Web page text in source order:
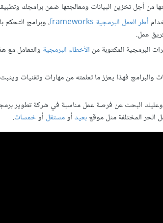
من أجل تخزين البيانات ومعالجتها ضمن برامجك
أطر العمل البرمجية frameworks ، وبرامج التحكم
عمل.
البرمجية المكتوبة من الأخطاء البرمجية والتعامل مع
فهذا يعزز ما تعلمته من مهارات وتقنيات
وعليك البحث عن فرصة عمل مناسبة في شركة تطوير
المختلفة مثل موقعبعيدأومستقل أوخمسات.